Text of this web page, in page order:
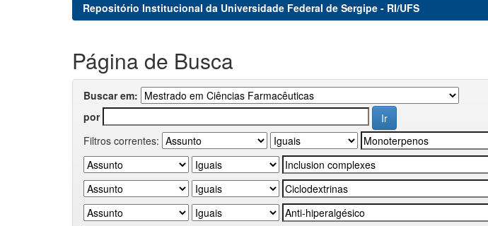
Repositório Institucional da Universidade Federal de Sergipe - RI/UFS
Página de Busca
Buscar em:
por
Filtros correntes: